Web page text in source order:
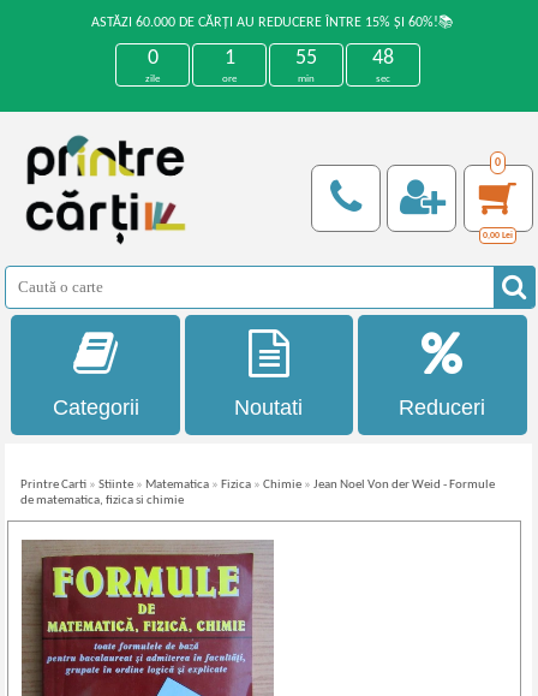
ASTĂZI 60.000 DE CĂRȚI AU REDUCERE ÎNTRE 15% ȘI 60%!📚
0
zile
1
ore
55
min
48
sec
0
0,00 Lei
Categorii Noutati Reduceri
Printre Carti »Stiinte » Matematica » Fizica »Chimie »Jean Noel Von der Weid - Formule
de matematica, fizica si chimie